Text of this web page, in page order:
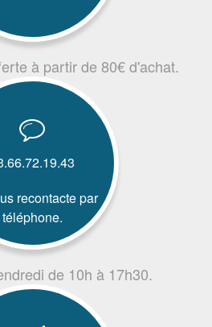
à partir de 80€ d'achat.
recontacte par
téléphone.
de 10h à 17h30.